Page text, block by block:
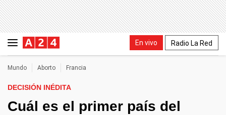
En vivo Radio La Red
Mundo Aborto Francia
DECISIÓN INÉDITA
Cuál es el primer país del